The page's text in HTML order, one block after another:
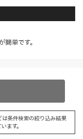
単です。
条件検索の絞り込み結果
ます。